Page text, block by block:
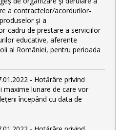
a contractelor/acordurilor-
şi a
cadru de prestare a serviciilor
educative, aferente
al României, pentru perioada
- Hotărâre privind
maxime lunare de care vor
începând cu data de